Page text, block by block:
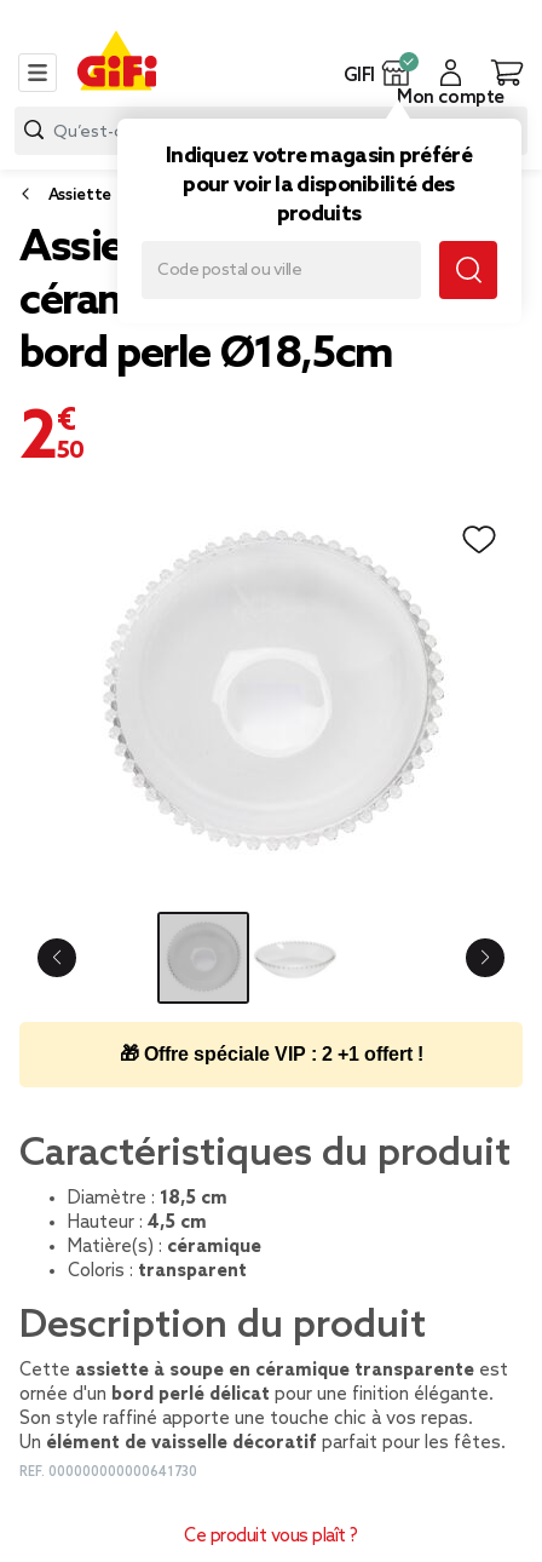
GIFI
Indiquez votre magasin préféré
pour voir la disponibilité des
produits
Mon compte
Assiette
Assiette à soupe
céramique transparente
bord perle Ø18,5cm
2,50 €
🎁 Offre spéciale VIP : 2 +1 offert !
Caractéristiques du produit
Diamètre : 18,5 cm
Hauteur : 4,5 cm
Matière(s) : céramique
Coloris : transparent
Description du produit
Cette assiette à soupe en céramique transparente est
ornée d'un bord perlé délicat pour une finition élégante.
Son style raffiné apporte une touche chic à vos repas.
Un élément de vaisselle décoratif parfait pour les fêtes.
REF. 000000000000641730
Ce produit vous plaît ?